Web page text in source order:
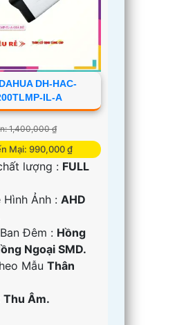
DH-HAC-
IL-A
1,400,000 ₫
Mại: 990,000 ₫
lượng : FULL
Hình Ảnh :AHD
Đêm : Hồng
Ngoại SMD.
MẫuThân
Thu Âm.